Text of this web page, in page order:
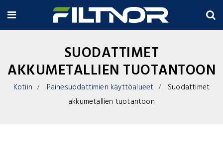
SUODATTIMET
AKKUMETALLIEN TUOTANTOON
Kotiin Painesuodattimien käyttöalueet
Suodattimet
akkumetallien tuotantoon